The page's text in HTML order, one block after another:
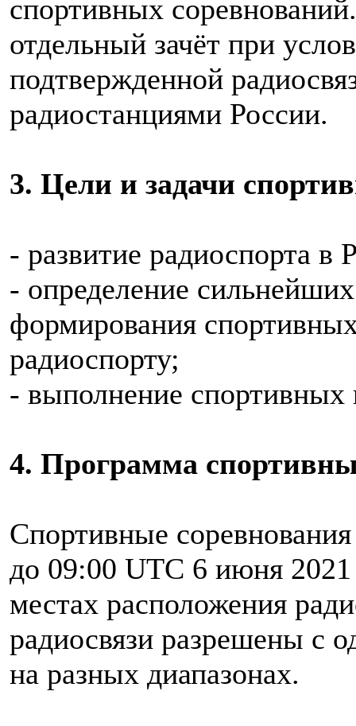
спортивных
отдельный зачёт при
подтвержденной
радиостанциями России.
3. Цели и задачи
- развитие радиоспорта в
- определение
формирования
радиоспорту;
- выполнение
4. Программа
Спортивные
до 09:00 UTC 6 июня
местах расположения
радиосвязи разрешены с
на разных диапазонах.